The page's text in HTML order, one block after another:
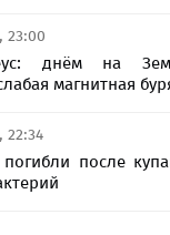
23:00
днём на
магнитная
22:34
после